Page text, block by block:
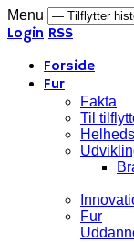
Menu
Login RSS
Forside
Fur
Fakta
Til
Fur